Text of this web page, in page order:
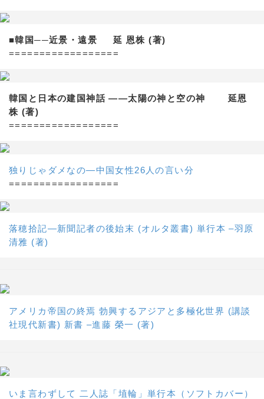
■韓国──近景・遠景 延 恩株 (著)
==================
韓国と日本の建国神話 ——太陽の神と空の神 延恩
株 (著)
==================
独りじゃダメなの―中国女性26人の言い分
==================
落穂拾記―新聞記者の後始末 (オルタ叢書) 単行本 –羽原
清雅 (著)
アメリカ帝国の終焉 勃興するアジアと多極化世界 (講談
社現代新書) 新書 –進藤 榮一 (著)
いま言わずして 二人誌「埴輪」単行本（ソフトカバー）